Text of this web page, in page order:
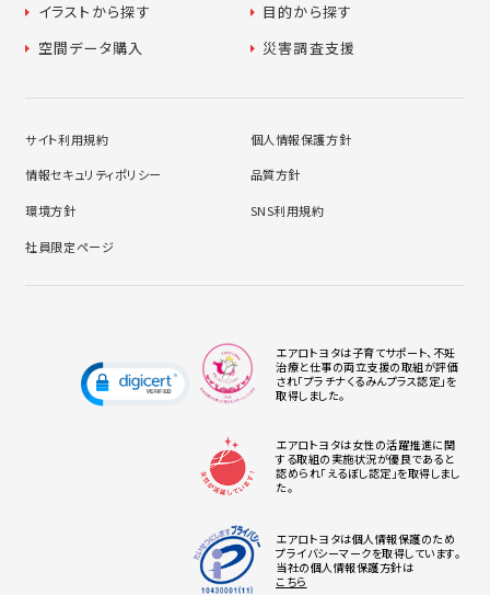
イラストから探す
目的から探す
空間データ購入
災害調査支援
サイト利用規約 個人情報保護方針
情報セキュリティポリシー 品質方針
環境方針 SNS利用規約
社員限定ページ
エアロトヨタは子育てサポート、不妊
治療と仕事の両立支援の取組が評価
され「プラチナくるみんプラス認定」を
取得しました。
エアロトヨタは女性の活躍推進に関
する取組の実施状況が優良であると
認められ「えるぼし認定」を取得しまし
た。
エアロトヨタは個人情報保護のため
プライバシーマークを取得しています。
当社の個人情報保護方針は
こちら